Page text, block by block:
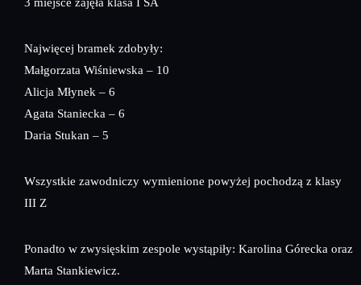
Najwięcej bramek zdobyły:
Małgorzata Wiśniewska – 10
Alicja Młynek – 6
Agata Staniecka – 6
Daria Stukan – 5
Wszystkie zawodniczy wymienione powyżej pochodzą z klasy
III Z
Ponadto w zwysięskim zespole wystąpiły: Karolina Górecka oraz
Marta Stankiewicz.